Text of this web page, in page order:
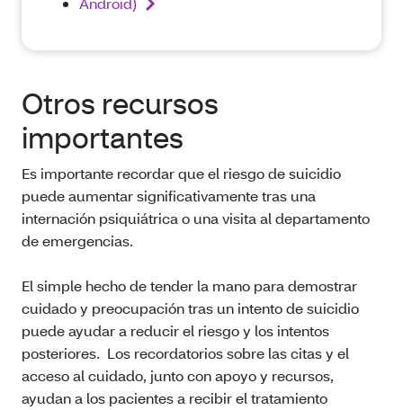
Otros recursos
importantes
Es importante recordar que el riesgo de suicidio
puede aumentar significativamente tras una
internación psiquiátrica o una visita al departamento
de emergencias.
El simple hecho de tender la mano para demostrar
cuidado y preocupación tras un intento de suicidio
puede ayudar a reducir el riesgo y los intentos
posteriores. Los recordatorios sobre las citas y el
acceso al cuidado, junto con apoyo y recursos,
ayudan a los pacientes a recibir el tratamiento